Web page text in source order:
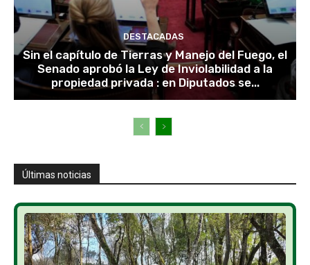
DESTACADAS
Sin el capítulo de Tierras y Manejo del Fuego, el
Senado aprobó la Ley de Inviolabilidad a la
propiedad privada : en Diputados se...
Últimas noticias